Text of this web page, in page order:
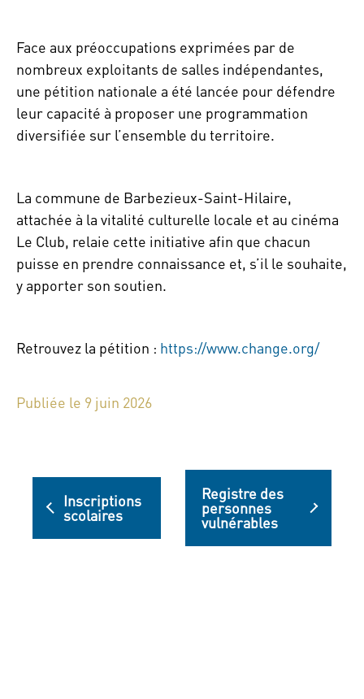
Face aux préoccupations exprimées par de
nombreux exploitants de salles indépendantes,
une pétition nationale a été lancée pour défendre
leur capacité à proposer une programmation
diversifiée sur l’ensemble du territoire.
La commune de Barbezieux-Saint-Hilaire,
attachée à la vitalité culturelle locale et au cinéma
Le Club, relaie cette initiative afin que chacun
puisse en prendre connaissance et, s’il le souhaite,
y apporter son soutien.
Retrouvez la pétition : https://www.change.org/
Publiée le 9 juin 2026
Inscriptions
scolaires
Registre des
personnes
vulnérables